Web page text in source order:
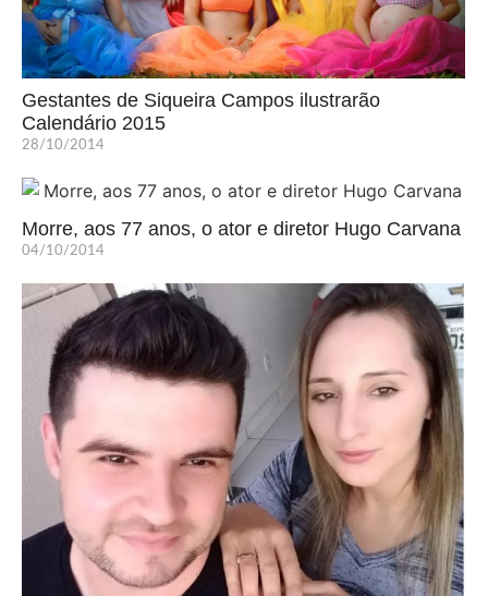
Gestantes de Siqueira Campos ilustrarão
Calendário 2015
28/10/2014
Morre, aos 77 anos, o ator e diretor Hugo Carvana
04/10/2014